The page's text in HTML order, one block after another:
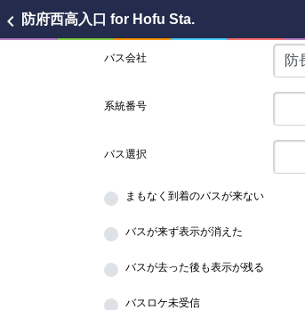
chevron_left 防府西高入口 for Hofu Sta.
バス会社
系統番号
バス選択
まもなく到着のバスが来ない
バスが来ず表示が消えた
バスが去った後も表示が残る
バスロケ未受信